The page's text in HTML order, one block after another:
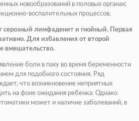
новообразований в половых органах;
воспалительных процессов.
серозный лимфаденит и гнойный. Первая
Для избавления от второй
вмешательство.
боли в паху во время беременности
для подобного состояния. Ряд
что возникновение неприятных
на фоне ожидания ребенка. Однако
может и наличие заболеваний, в